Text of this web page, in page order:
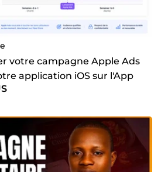
votre campagne Apple Ads
application iOS sur l'App